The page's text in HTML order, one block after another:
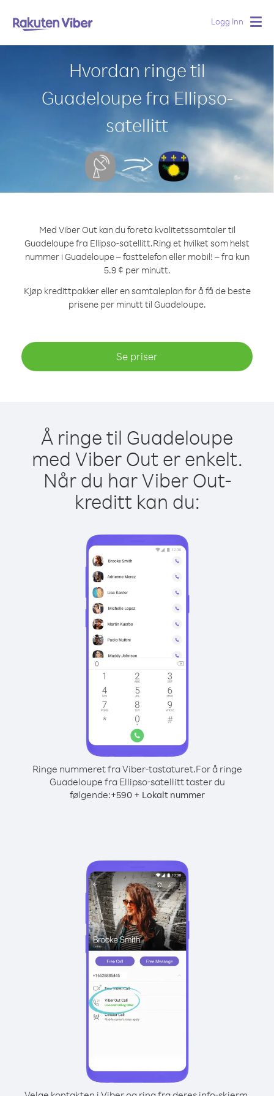
Logg Inn
Hvordan ringe til
Guadeloupe fra Ellipso-
satellitt
Med Viber Out kan du foreta kvalitetssamtaler til
Guadeloupe fra Ellipso-satellitt.Ring et hvilket som helst
nummer i Guadeloupe – fasttelefon eller mobil! – fra kun
5.9 ¢ per minutt.
Kjøp kredittpakker eller en samtaleplan for å få de beste
prisene per minutt til Guadeloupe.
Se priser
Å ringe til Guadeloupe
med Viber Out er enkelt.
Når du har Viber Out-
kreditt kan du:
Ringe nummeret fra Viber-tastaturet.For å ringe
Guadeloupe fra Ellipso-satellitt taster du
følgende:+590+ Lokalt nummer